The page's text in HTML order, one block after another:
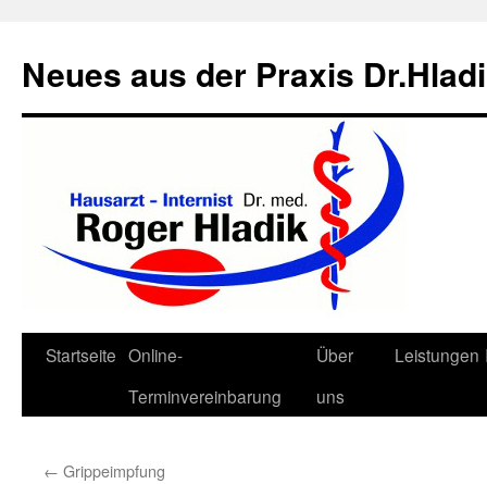
Neues aus der Praxis
Zum
Startseite Online-
Terminvereinbarung
Über
uns
Leistungen
← Grippeimpfung